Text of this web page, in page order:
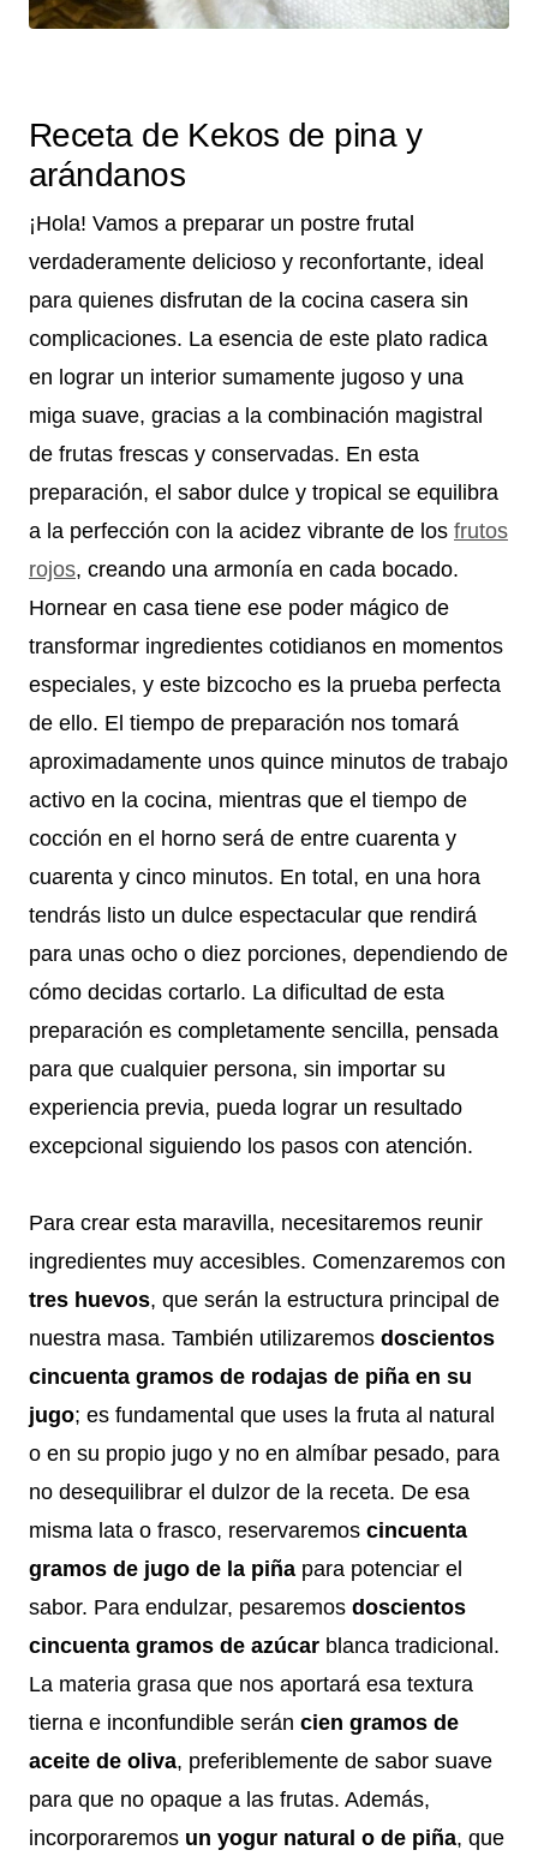
Receta de Kekos de pina y
arándanos
¡Hola! Vamos a preparar un postre frutal
verdaderamente delicioso y reconfortante, ideal
para quienes disfrutan de la cocina casera sin
complicaciones. La esencia de este plato radica
en lograr un interior sumamente jugoso y una
miga suave, gracias a la combinación magistral
de frutas frescas y conservadas. En esta
preparación, el sabor dulce y tropical se equilibra
a la perfección con la acidez vibrante de los frutos
rojos, creando una armonía en cada bocado.
Hornear en casa tiene ese poder mágico de
transformar ingredientes cotidianos en momentos
especiales, y este bizcocho es la prueba perfecta
de ello. El tiempo de preparación nos tomará
aproximadamente unos quince minutos de trabajo
activo en la cocina, mientras que el tiempo de
cocción en el horno será de entre cuarenta y
cuarenta y cinco minutos. En total, en una hora
tendrás listo un dulce espectacular que rendirá
para unas ocho o diez porciones, dependiendo de
cómo decidas cortarlo. La dificultad de esta
preparación es completamente sencilla, pensada
para que cualquier persona, sin importar su
experiencia previa, pueda lograr un resultado
excepcional siguiendo los pasos con atención.
Para crear esta maravilla, necesitaremos reunir
ingredientes muy accesibles. Comenzaremos con
tres huevos, que serán la estructura principal de
nuestra masa. También utilizaremos doscientos
cincuenta gramos de rodajas de piña en su
jugo; es fundamental que uses la fruta al natural
o en su propio jugo y no en almíbar pesado, para
no desequilibrar el dulzor de la receta. De esa
misma lata o frasco, reservaremos cincuenta
gramos de jugo de la piña para potenciar el
sabor. Para endulzar, pesaremos doscientos
cincuenta gramos de azúcar blanca tradicional.
La materia grasa que nos aportará esa textura
tierna e inconfundible serán cien gramos de
aceite de oliva, preferiblemente de sabor suave
para que no opaque a las frutas. Además,
incorporaremos un yogur natural o de piña, que